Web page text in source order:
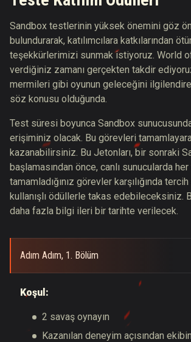
Sandbox testlerinin yüksek önemini göz
bulundurarak, katılımcılara katkılarından
teşekkürlerimizi sunmak istiyoruz. World
verdiğiniz zamanı gerçekten takdir
mermileri gibi oyunun geleceğini
söz konusu olduğunda.
Test süresi boyunca Sandbox
erişiminiz olacak. Bu görevleri
kazanabilirsiniz. Bu Jetonları, bir sonraki
başlamasından önce, canlı sunucularda
tamamladığınız görevler karşılığında
kullanışlı ödüllerle takas edebileceksiniz.
daha fazla bilgi ileri bir tarihte verilecek.
Adım Adım, 1. Bölüm
Koşul:
2 savaş oynayın
Kazanılan deneyim açısından